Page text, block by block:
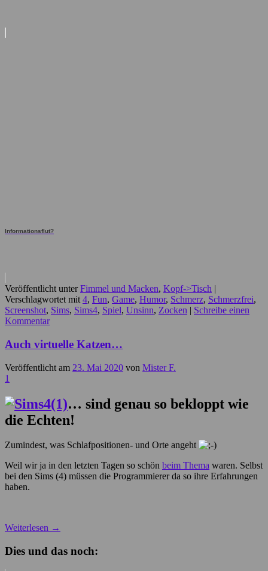
Informationsflut?
Veröffentlicht unter Fimmel und Macken, Kopf->Tisch |
Verschlagwortet mit 4, Fun, Game, Humor, Schmerz, Schmerzfrei,
Screenshot, Sims, Sims4, Spiel, Unsinn, Zocken | Schreibe einen
Kommentar
Auch virtuelle Katzen…
Veröffentlicht am 23. Mai 2020 von Mister F.
1
… sind genau so bekloppt wie
die Echten!
Zumindest, was Schlafpositionen- und Orte angeht
Weil wir ja in den letzten Tagen so schön beim Thema waren. Selbst
bei den Sims (4) müssen die Programmierer da so ihre Erfahrungen
haben.
Weiterlesen →
Dies und das noch: